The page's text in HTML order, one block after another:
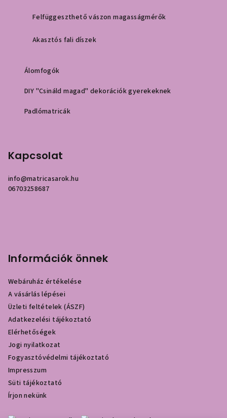
Felfüggeszthető vászon magasságmérők
Akasztós fali díszek
Álomfogók
DIY "Csináld magad" dekorációk gyerekeknek
Padlómatricák
Kapcsolat
info@matricasarok.hu
06703258687
Információk önnek
Webáruház értékelése
A vásárlás lépései
Üzleti feltételek (ÁSZF)
Adatkezelési tájékoztató
Elérhetőségek
Jogi nyilatkozat
Fogyasztóvédelmi tájékoztató
Impresszum
Süti tájékoztató
Írjon nekünk